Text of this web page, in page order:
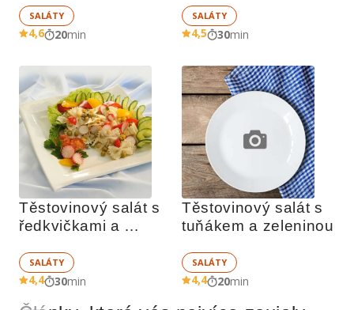
SALÁTY
4,6 20min
SALÁTY
4,5 30min
Těstovinový salát s
ředkvičkami a
SALÁTY
4,4 30min
Těstovinový salát s
tuňákem a zeleninou
SALÁTY
4,4 20min